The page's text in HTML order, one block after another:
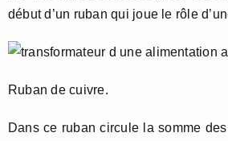
début d’un ruban qui joue le rôle
Ruban de cuivre.
Dans ce ruban circule la somme des